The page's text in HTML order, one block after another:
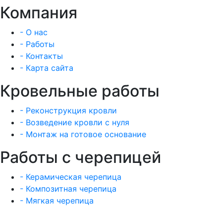
Компания
- О нас
- Работы
- Контакты
- Карта сайта
Кровельные работы
- Реконструкция кровли
- Возведение кровли с нуля
- Монтаж на готовое основание
Работы с черепицей
- Керамическая черепица
- Композитная черепица
- Мягкая черепица